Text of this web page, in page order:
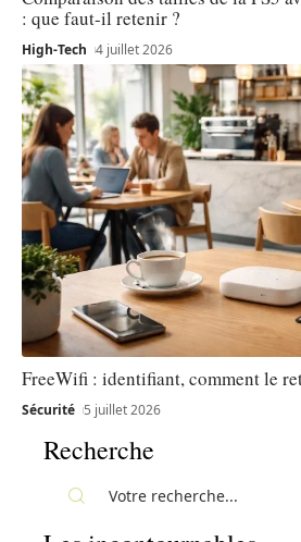
: que faut-il retenir ?
High-Tech 4 juillet 2026
FreeWifi : identifiant, comment le
Sécurité 5 juillet 2026
Recherche